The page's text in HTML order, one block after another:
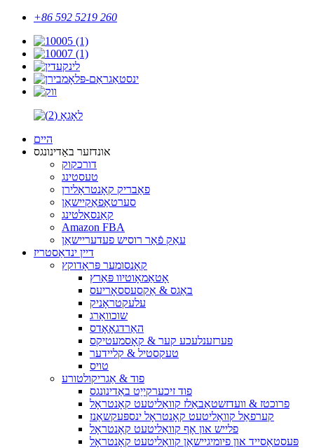
+86 592 5219 260
היים
אונדזער באַדינונגס
דורכקוק
טעסטינג
פאַבריק קאָנטראָלירן
סערטאַפאַקיישאַן
קאַנסאַלטינג
Amazon FBA
עאַק פֿאַר רוסיש פעדעריישאַן
דיין ינדאַסטריז
קאָנסומער פּראָדוקץ
אָטאַמאָוטיוו פּאַרץ
באַגס & אַקסעססאָריעס
עלעקטראָניק
שוכוואַרג
האַרדגאָאָדס
פערזענלעכע קער & קאָסמעטיקס
טעקסטיל & קליידער
טויס
פוד & אַגריקולטורע
פוד זיכערקייַט באַדינונגס
פרוכטז & וועדזשטאַבאַלז קוואַליטעט קאָנטראָל
קערפאַל קוואַליטעט קאָנטראָל ינספּעקשאַנז
פלייש און אָף קוואַליטעט קאָנטראָל
פּעסטאַסייד און פיומיגיישאַן קוואַליטעט קאָנטראָל